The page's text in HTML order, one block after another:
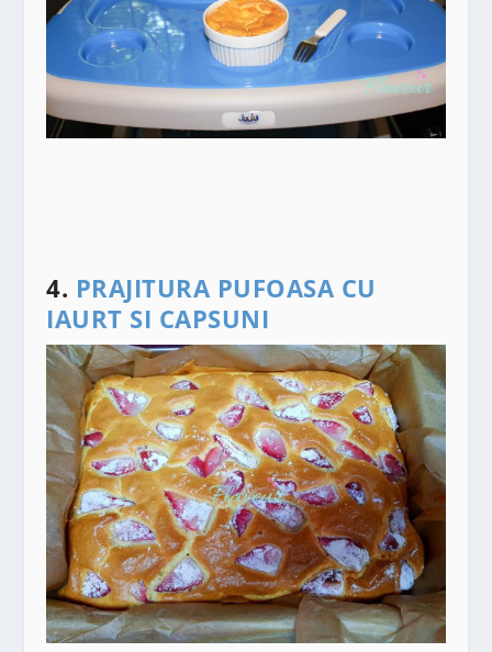
4. PRAJITURA PUFOASA CU
IAURT SI CAPSUNI